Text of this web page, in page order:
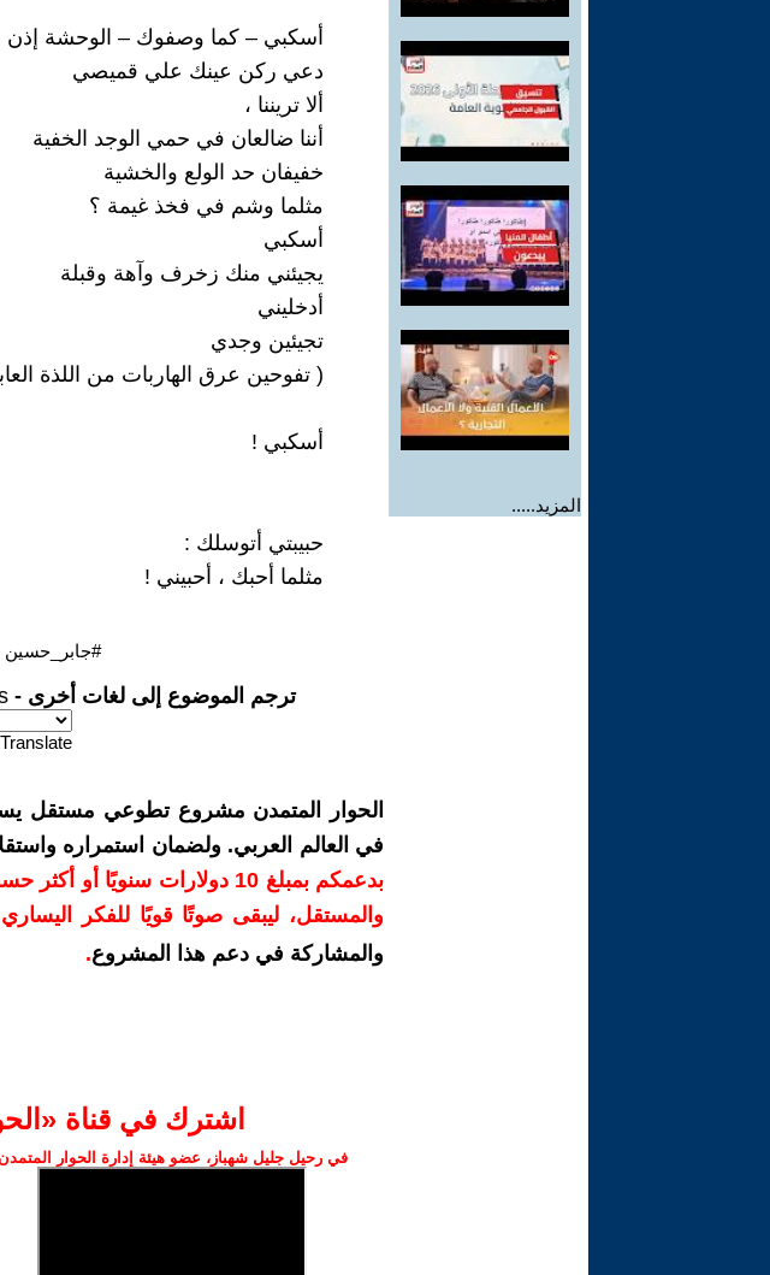
المزيد.....
أسكبي – كما وصفوك – الوحشة إذن
دعي ركن عينك علي قميصي
ألا تريننا ،
أننا ضالعان في حمي الوجد الخفية
خفيفان حد الولع والخشية
مثلما وشم في فخذ غيمة ؟
أسكبي
يجيئني منك زخرف وآهة وقبلة
أدخليني
تجيئين وجدي
( تفوحين عرق الهاربات من اللذة
أسكبي !
حبيبتي أتوسلك :
مثلما أحبك ، أحبيني !
#جابر_حسين
ترجم الموضوع إلى لغات أخرى -
Translate
الحوار المتمدن مشروع تطوعي مستقل
في العالم العربي. ولضمان استمراره
بدعمكم بمبلغ 10 دولارات
والمستقل، ليبقى صوتًا قويًا للفكر
والمشاركة في دعم هذا المشروع.
اشترك في قناة
في رحيل جليل شهباز، عضو هيئة إدارة الحوار المتمدن